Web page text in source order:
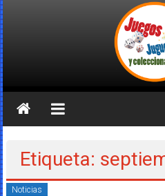
Saltar
al
contenido
Juegos
Juguetes
Coleccionables
Etiqueta:
Noticias